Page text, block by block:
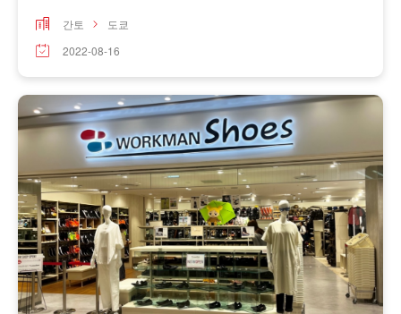
간토
도쿄
2022-08-16